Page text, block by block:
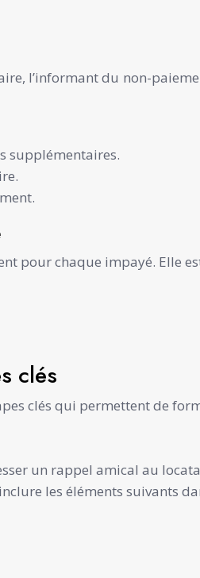
l’informant du non-
supplémentaires.
pour chaque impayé. Elle
clés
clés qui permettent de
un rappel amical au
les éléments suivants